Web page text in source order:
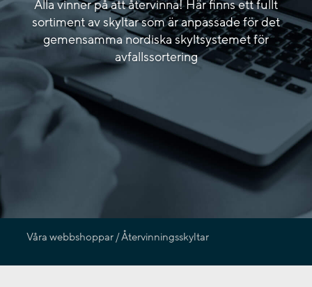
Alla vinner på att återvinna! Här finns ett fullt
sortiment av skyltar som är anpassade för det
gemensamma nordiska skyltsystemet för
avfallssortering
Våra webbshoppar / Återvinningsskyltar